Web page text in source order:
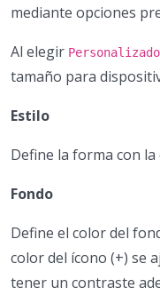
mediante opciones
Al elegir Personalizado
tamaño para
Estilo
Define la forma con
Fondo
Define el color del
color del ícono (+) se
tener un contraste